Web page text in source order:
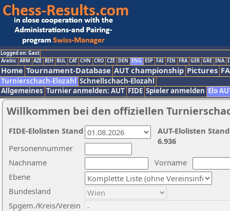
Logged on: Gast
Arabic ARM AZE BIH BUL CAT CHN CRO CZE DEN ENG ESP FAI FIN FRA GER GRE INA
Home Tournament-Database AUT championship Pictures
Turnierschach-Elozahl Schnellschach-Elozahl
Allgemeines Turnier anmelden: AUT FIDE Spieler anmelden Elo
Willkommen bei den offiziellen
Nachname
Vorname
Ebene
Personennummer
Bundesland
Spgem./Kreis/Verein
AUT-Elolisten
6.936
FIDE-Elolisten Stand